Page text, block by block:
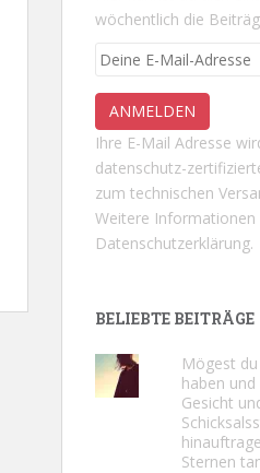
wöchentlich die
Ihre E-Mail Adresse
datenschutz-
zum technischen
Weitere Informationen
Datenschutzerklärung.
BELIEBTE BEITRÄGE
Mögest
haben
Gesicht
Sternen